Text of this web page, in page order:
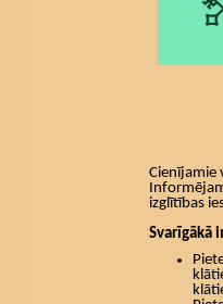
Cienījamie
izglītības
Svarīgākā